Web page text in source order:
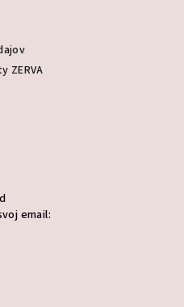
ZERVA
email: